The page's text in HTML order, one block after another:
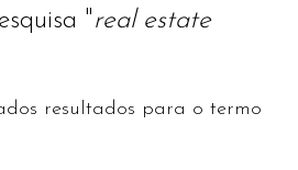
"real estate
resultados para o termo